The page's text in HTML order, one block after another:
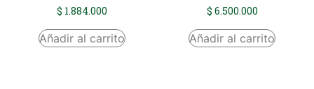
$ 1.884.000
Añadir al carrito
$ 6.500.000
Añadir al carrito